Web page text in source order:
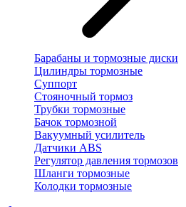
Барабаны и тормозные диски
Цилиндры тормозные
Суппорт
Стояночный тормоз
Трубки тормозные
Бачок тормозной
Вакуумный усилитель
Датчики ABS
Регулятор давления тормозов
Шланги тормозные
Колодки тормозные